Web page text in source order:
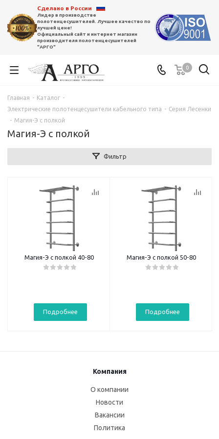
Сделано в России
Лидер в производстве
полотенцесушителей. Лучшее качество по
лучшей цене!
Официальный сайт и интернет магазин
производителя полотенцесушителей
"АРГО"
0
Главная - Каталог -
Электрические полотенцесушители кабельного типа - Серия Лесенки
- Магия-Э с полкой
Магия-Э с полкой
Фильтр
Магия-Э с полкой 40-80
Подробнее
Магия-Э с полкой 50-80
Подробнее
Компания
О компании
Новости
Вакансии
Политика